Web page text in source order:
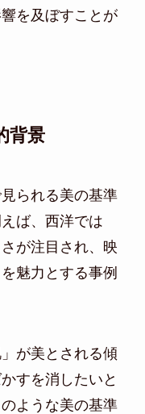
を及ぼすことが
背景
られる美の基準
ば、西洋では
が注目され、映
魅力とする事例
が美とされる傾
すを消したいと
ような美の基準